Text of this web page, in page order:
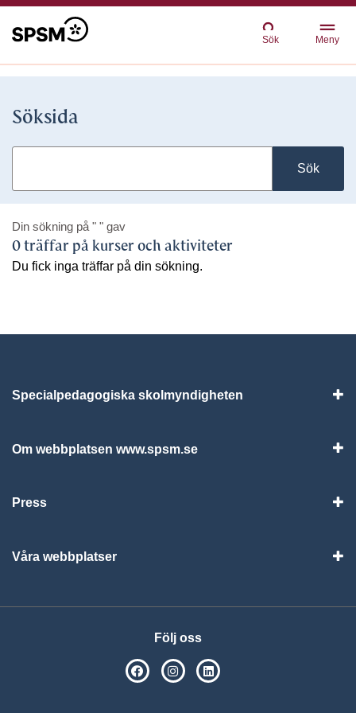
Sök Meny
Söksida
Sök
Din sökning på " " gav
0 träffar på kurser och aktiviteter
Du fick inga träffar på din sökning.
Specialpedagogiska skolmyndigheten
Om webbplatsen www.spsm.se
Press
Våra webbplatser
Följ oss
SPSM på Facebook
SPSM på Instagram